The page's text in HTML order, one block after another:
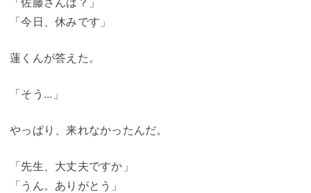
「今日、休みです」
蓮くんが答えた。
「そう...」
やっぱり、来れなかったんだ。
「先生、大丈夫ですか」
「うん。ありがとう」